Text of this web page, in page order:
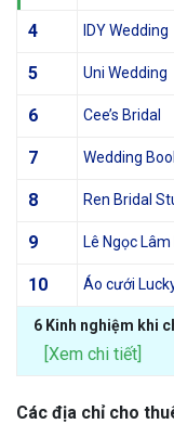
4 IDY Wedding
5 Uni Wedding
6 Cee’s Bridal
7 Wedding
8 Ren Bridal
9 Lê Ngọc Lâm
10 Áo cưới
6 Kinh nghiệm khi
[Xem chi tiết]
Các địa chỉ cho